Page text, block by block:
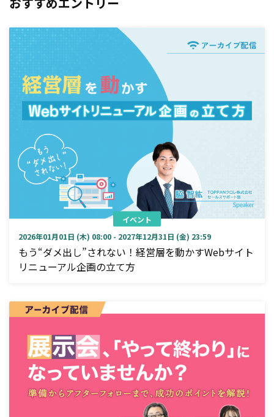
イベント
2026年01月01日 (木) 08:00 - 2027年12月31日 (金) 23:59
もう“ダメ出し”されない！経営層を動かすWebサイト
リニューアル企画の立て方